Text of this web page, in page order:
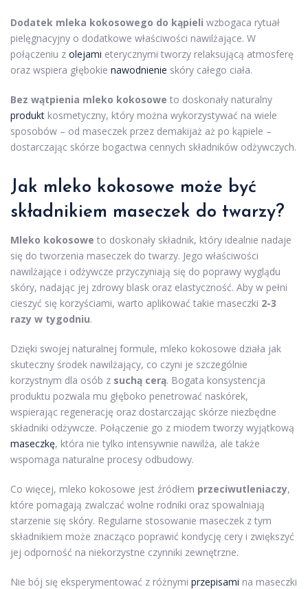
Dodatek mleka kokosowego do kąpieli wzbogaca rytuał
pielęgnacyjny o dodatkowe właściwości nawilżające. W
połączeniu z olejami eterycznymi tworzy relaksującą atmosferę
oraz wspiera głębokie nawodnienie skóry całego ciała.
Bez wątpienia mleko kokosowe to doskonały naturalny
produkt kosmetyczny, który można wykorzystywać na wiele
sposobów – od maseczek przez demakijaż aż po kąpiele –
dostarczając skórze bogactwa cennych składników odżywczych.
Jak mleko kokosowe może być
składnikiem maseczek do twarzy?
Mleko kokosowe to doskonały składnik, który idealnie nadaje
się do tworzenia maseczek do twarzy. Jego właściwości
nawilżające i odżywcze przyczyniają się do poprawy wyglądu
skóry, nadając jej zdrowy blask oraz elastyczność. Aby w pełni
cieszyć się korzyściami, warto aplikować takie maseczki 2-3
razy w tygodniu.
Dzięki swojej naturalnej formule, mleko kokosowe działa jak
skuteczny środek nawilżający, co czyni je szczególnie
korzystnym dla osób z suchą cerą. Bogata konsystencja
produktu pozwala mu głęboko penetrować naskórek,
wspierając regenerację oraz dostarczając skórze niezbędne
składniki odżywcze. Połączenie go z miodem tworzy wyjątkową
maseczkę, która nie tylko intensywnie nawilża, ale także
wspomaga naturalne procesy odbudowy.
Co więcej, mleko kokosowe jest źródłem przeciwutleniaczy,
które pomagają zwalczać wolne rodniki oraz spowalniają
starzenie się skóry. Regularne stosowanie maseczek z tym
składnikiem może znacząco poprawić kondycję cery i zwiększyć
jej odporność na niekorzystne czynniki zewnętrzne.
Nie bój się eksperymentować z różnymi przepisami na maseczki